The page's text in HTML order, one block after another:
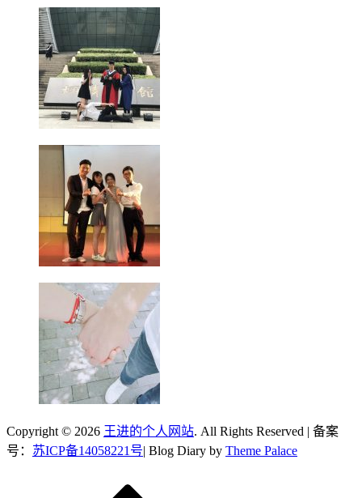
Copyright © 2026 王进的个人网站. All Rights Reserved | 备案
号： 苏ICP备14058221号 | Blog Diary by Theme Palace